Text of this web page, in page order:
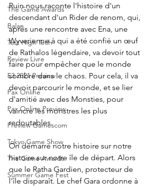
The Game Awards
Balan
Test High Tech
Review Livre
E3 2021 Preview
Pax Online
Pax Online Preview
Preview Gamescom
Tokyo Game Show
The Game Awards
Summer Game Fest
Ruin nous raconte l'histoire d'un
descendant d'un Rider de renom, qui,
après une rencontre avec Ena, une
Wyverienne à qui a été confié un œuf
de Rathalos légendaire, va devoir tout
faire pour empêcher que le monde
sombre dans le chaos. Pour cela, il va
devoir parcourir le monde, et se lier
d'amitié avec des Monsties, pour
vaincre les monstres les plus
redoutables.
On démarre notre histoire sur notre
histoire sur notre île de départ. Alors
que le Ratha Gardien, protecteur de
l'île disparaît. Le chef Gara ordonne à